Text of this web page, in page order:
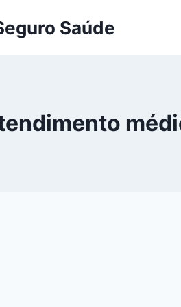
Saúde